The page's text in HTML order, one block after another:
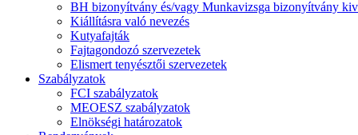
BH bizonyítvány és/vagy Munkavizsga bizonyítvány
Kiállításra való nevezés
Kutyafajták
Fajtagondozó szervezetek
Elismert tenyésztői szervezetek
Szabályzatok
FCI szabályzatok
MEOESZ szabályzatok
Elnökségi határozatok